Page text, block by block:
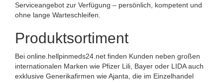
Serviceangebot zur Verfügung – persönlich, kompetent und
ohne lange Warteschleifen.
Produktsortiment
Bei online.hellpinmeds24.net finden Kunden neben großen
internationalen Marken wie Pfizer Lili, Bayer oder LIDA auch
exklusive Generikafirmen wie Ajanta, die im Einzelhandel